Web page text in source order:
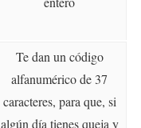
Te dan un código
alfanumérico de 37
caracteres, para que, si
algún día tienes queja y